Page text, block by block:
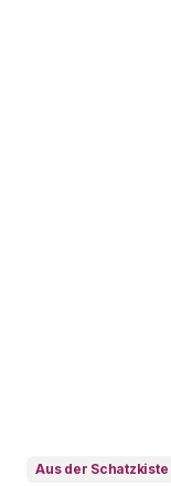
Aus der Schatzkiste